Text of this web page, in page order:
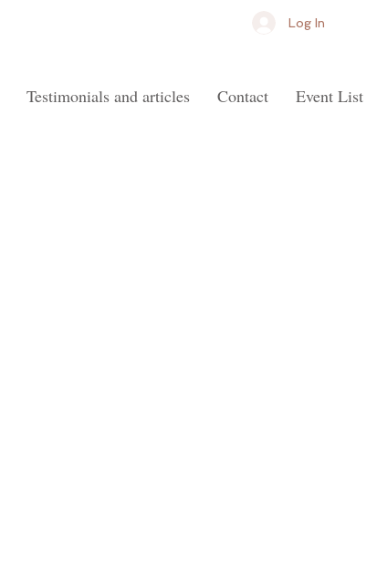
Log In
Testimonials and articles Contact Event List